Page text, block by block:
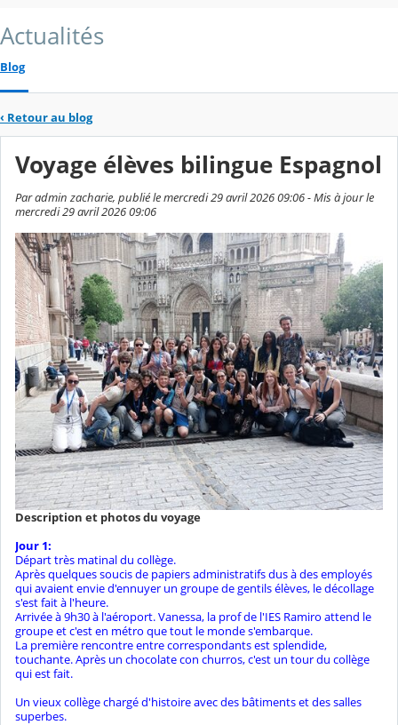
Actualités
Blog
‹ Retour au blog
Voyage élèves bilingue Espagnol
Par admin zacharie, publié le mercredi 29 avril 2026 09:06 - Mis à jour le
mercredi 29 avril 2026 09:06
Description et photos du voyage
Jour 1:
Départ très matinal du collège.
Après quelques soucis de papiers administratifs dus à des employés
qui avaient envie d'ennuyer un groupe de gentils élèves, le décollage
s'est fait à l'heure.
Arrivée à 9h30 à l'aéroport. Vanessa, la prof de l'IES Ramiro attend le
groupe et c'est en métro que tout le monde s'embarque.
La première rencontre entre correspondants est splendide,
touchante. Après un chocolate con churros, c'est un tour du collège
qui est fait.
Un vieux collège chargé d'histoire avec des bâtiments et des salles
superbes.